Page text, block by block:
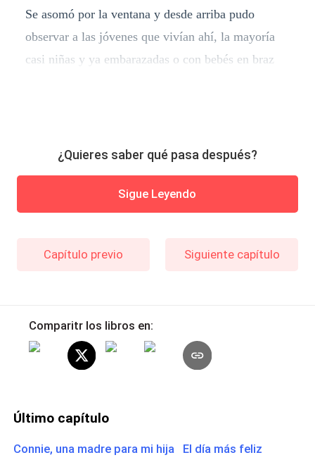
Se asomó por la ventana y desde arriba pudo
observar a las jóvenes que vivían ahí, la mayoría
casi niñas y ya embarazadas o con bebés en braz
¿Quieres saber qué pasa después?
Sigue Leyendo
Capítulo previo Siguiente capítulo
Comparitr los libros en:
Último capítulo
Connie, una madre para mi hija El día más feliz